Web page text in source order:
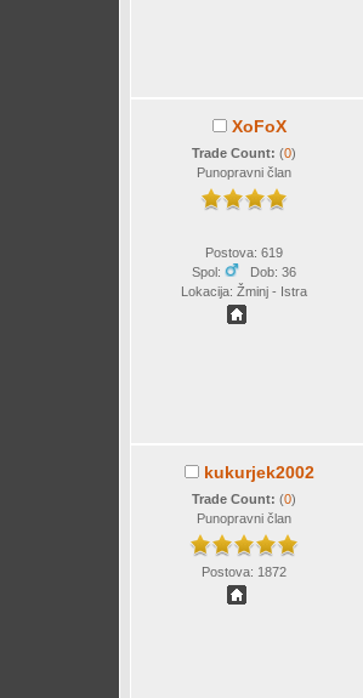
XoFoX
Trade Count: (0)
Punopravni član
Postova: 619
Spol:
Dob: 36
Lokacija: Žminj - Istra
kukurjek2002
Trade Count: (0)
Punopravni član
Postova: 1872